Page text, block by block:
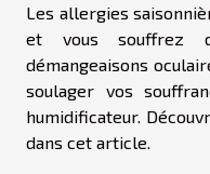
Les allergies
et vous souffrez
démangeaisons
soulager vos
humidificateur.
dans cet article.